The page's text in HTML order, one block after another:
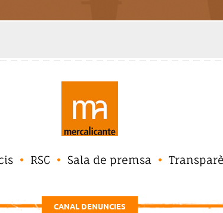
RSC Sala de premsa
CANAL DENUNCIES